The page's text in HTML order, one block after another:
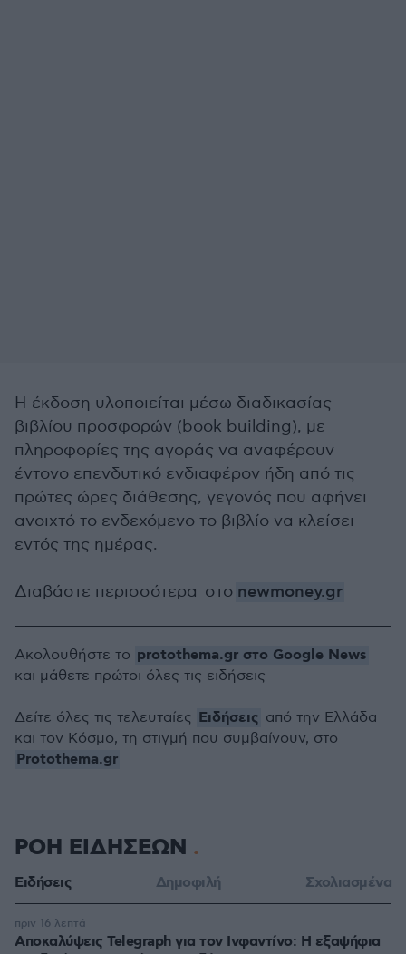
Η έκδοση υλοποιείται μέσω διαδικασίας
βιβλίου προσφορών (book building), με
πληροφορίες της αγοράς να αναφέρουν
έντονο επενδυτικό ενδιαφέρον ήδη από τις
πρώτες ώρες διάθεσης, γεγονός που αφήνει
ανοιχτό το ενδεχόμενο το βιβλίο να κλείσει
εντός της ημέρας.
Διαβάστε περισσότερα στο newmoney.gr
Ακολουθήστε το protothema.gr στο Google News
και μάθετε πρώτοι όλες τις ειδήσεις
Δείτε όλες τις τελευταίες Ειδήσεις από την Ελλάδα
και τον Κόσμο, τη στιγμή που συμβαίνουν, στο
Protothema.gr
ΡΟΗ ΕΙΔΗΣΕΩΝ
Ειδήσεις Δημοφιλή Σχολιασμένα
Αποκαλύψεις Telegraph για τον Ινφαντίνο: Η εξαψήφια
πριν 16 λεπτά